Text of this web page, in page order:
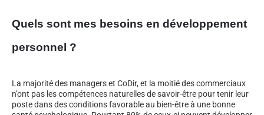
Quels sont mes besoins en développement
personnel ?
La majorité des managers et CoDir, et la moitié des commerciaux
n’ont pas les compétences naturelles de savoir-être pour tenir leur
poste dans des conditions favorable au bien-être à une bonne